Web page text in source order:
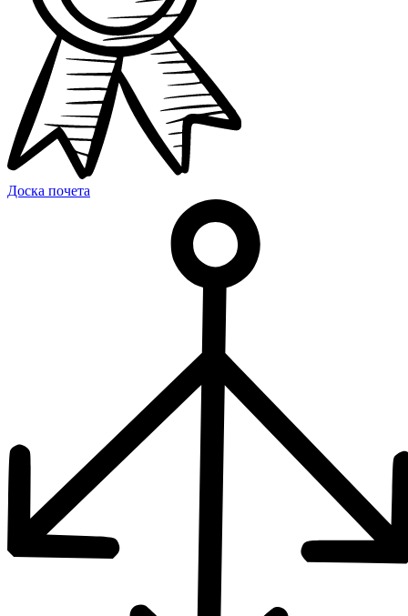
Доска почета